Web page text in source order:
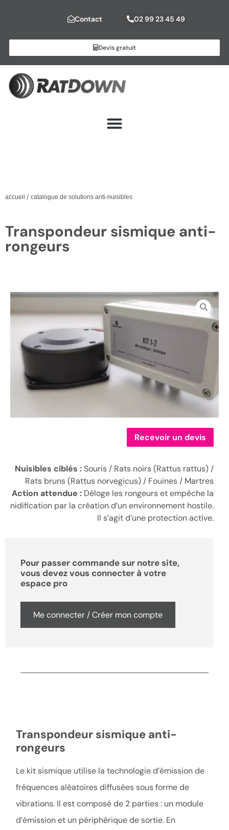
Contact 02 99 23 45 49
Devis gratuit
accueil / catalogue de solutions anti-nuisibles
Transpondeur sismique anti-
rongeurs
Recevoir un devis
Nuisibles ciblés :Souris / Rats noirs (Rattus rattus) /
Rats bruns (Rattus norvegicus) / Fouines / Martres
Action attendue : Déloge les rongeurs et empêche la
nidification par la création d’un environnement hostile.
Il s’agit d’une protection active.
Pour passer commande sur notre site,
vous devez vous connecter à votre
espace pro
Me connecter / Créer mon compte
Transpondeur sismique anti-
rongeurs
Le kit sismique utilise la technologie d’émission de
fréquences aléatoires diffusées sous forme de
vibrations. Il est composé de 2 parties : un module
d’émission et un périphérique de sortie. En